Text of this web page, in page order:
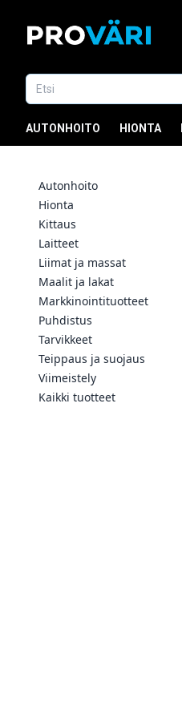
AUTONHOITO HIONTA
Autonhoito
Hionta
Kittaus
Laitteet
Liimat ja massat
Maalit ja lakat
Markkinointituotteet
Puhdistus
Tarvikkeet
Teippaus ja suojaus
Viimeistely
Kaikki tuotteet